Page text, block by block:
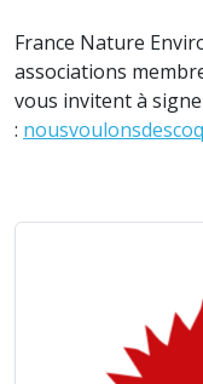
France Nature
associations
vous invitent à
: